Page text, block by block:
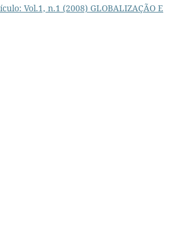
Vol.1, n.1 (2008) GLOBALIZAÇÃO E